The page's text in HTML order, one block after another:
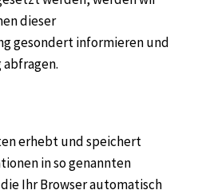
dieser
gesondert informieren und
erhebt und speichert
in so genannten
Ihr Browser automatisch